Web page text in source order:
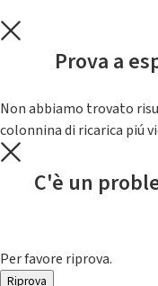
Prova a
Non abbiamo trovato
colonnina di ricarica piú
C'è un
Per favore riprova.
Riprova